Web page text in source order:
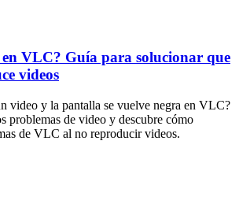
VLC? Guía para solucionar que
videos
video y la pantalla se vuelve negra en VLC?
problemas de video y descubre cómo
de VLC al no reproducir videos.